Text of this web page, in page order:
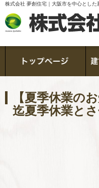
株式会社 夢創住宅｜大阪市を中心とし
【夏季休業の
迄夏季休業と